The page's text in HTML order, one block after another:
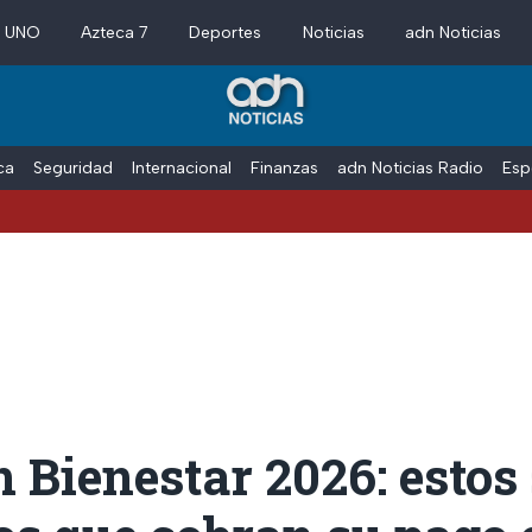
Azteca 7 Deportes Noticias adn Noticias
Seguridad Internacional Finanzas adn Noticias Radio
Bienestar 2026: